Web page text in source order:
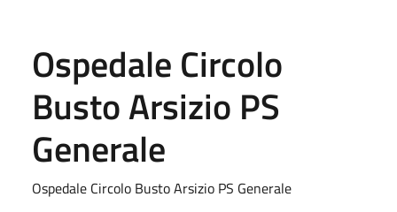
Ospedale Circolo
Busto Arsizio PS
Generale
Ospedale Circolo Busto Arsizio PS Generale